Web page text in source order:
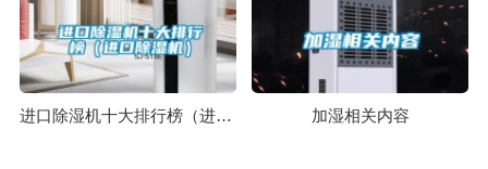
进口除湿机十大排行榜（进口除湿机） 加湿相关内容